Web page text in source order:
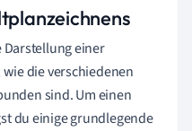
einer
die verschiedenen
sind. Um einen
du einige grundlegende